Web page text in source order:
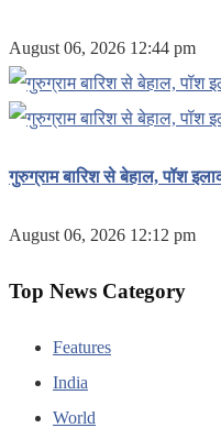
August 06, 2026 12:44 pm
गुरुग्राम बारिश से बेहाल, पॉश
August 06, 2026 12:12 pm
Top News Category
Features
India
World